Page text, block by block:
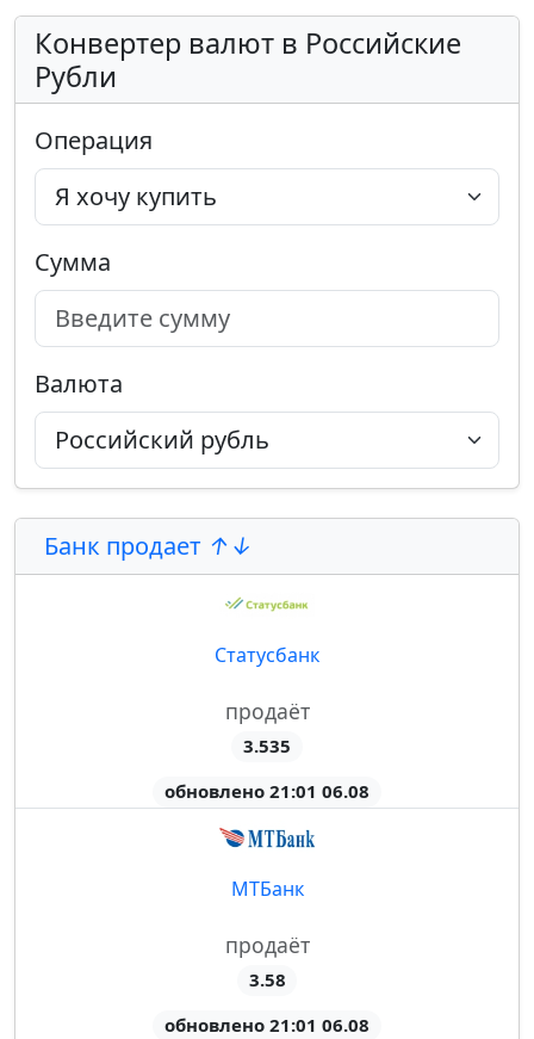
Конвертер валют в Российские
Рубли
Операция
Сумма
Валюта
Банк продает
Статусбанк
продаёт
3.535
обновлено 21:01 06.08
МТБанк
продаёт
3.58
обновлено 21:01 06.08